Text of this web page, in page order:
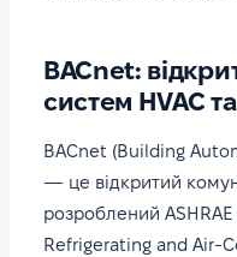
BACnet:
систем HVAC
BACnet (Building
— це відкритий
розроблений
Refrigerating and Air-